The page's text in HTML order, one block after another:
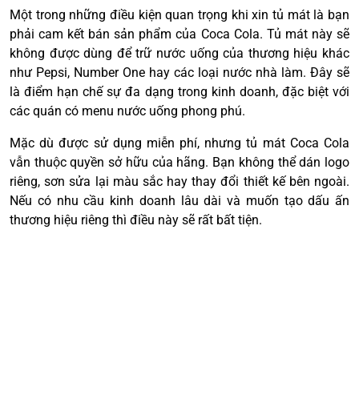
Một trong những điều kiện quan trọng khi xin tủ mát là bạn
phải cam kết bán sản phẩm của Coca Cola. Tủ mát này sẽ
không được dùng để trữ nước uống của thương hiệu khác
như Pepsi, Number One hay các loại nước nhà làm. Đây sẽ
là điểm hạn chế sự đa dạng trong kinh doanh, đặc biệt với
các quán có menu nước uống phong phú.
Mặc dù được sử dụng miễn phí, nhưng tủ mát Coca Cola
vẫn thuộc quyền sở hữu của hãng. Bạn không thể dán logo
riêng, sơn sửa lại màu sắc hay thay đổi thiết kế bên ngoài.
Nếu có nhu cầu kinh doanh lâu dài và muốn tạo dấu ấn
thương hiệu riêng thì điều này sẽ rất bất tiện.